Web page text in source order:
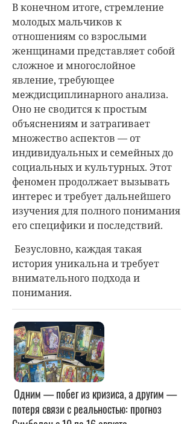
В конечном итоге, стремление
молодых мальчиков к
отношениям со взрослыми
женщинами представляет собой
сложное и многослойное
явление, требующее
междисциплинарного анализа.
Оно не сводится к простым
объяснениям и затрагивает
множество аспектов — от
индивидуальных и семейных до
социальных и культурных. Этот
феномен продолжает вызывать
интерес и требует дальнейшего
изучения для полного понимания
его специфики и последствий.
Безусловно, каждая такая
история уникальна и требует
внимательного подхода и
понимания.